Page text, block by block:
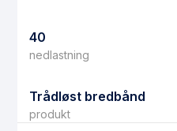
40
nedlastning
Trådløst bredbånd
produkt